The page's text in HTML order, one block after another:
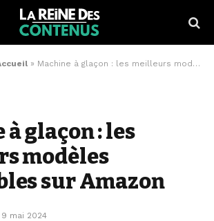
» Machine à glaçon : les meilleurs modèles disponibles sur Amazon
à glaçon : les
modèles
sur Amazon
9 mai 2024